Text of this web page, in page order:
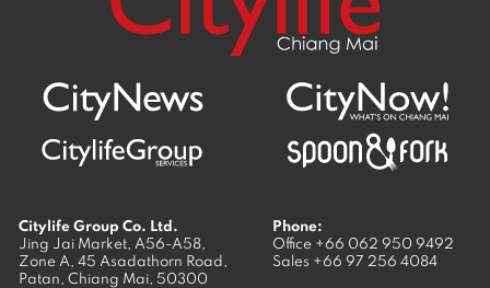
Citylife Group Co. Ltd.
Jing Jai Market, A56-A58,
Zone A, 45 Asadathorn Road,
Patan, Chiang Mai, 50300
Phone:
Office +66 062 950 9492
Sales +66 97 256 4084